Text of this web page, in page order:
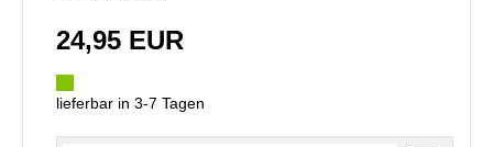
24,95 EUR
lieferbar in 3-7 Tagen